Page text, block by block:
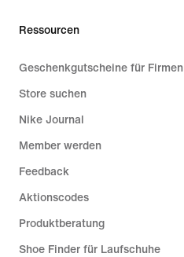
Ressourcen
Geschenkgutscheine für Firmen
Store suchen
Nike Journal
Member werden
Feedback
Aktionscodes
Produktberatung
Shoe Finder für Laufschuhe